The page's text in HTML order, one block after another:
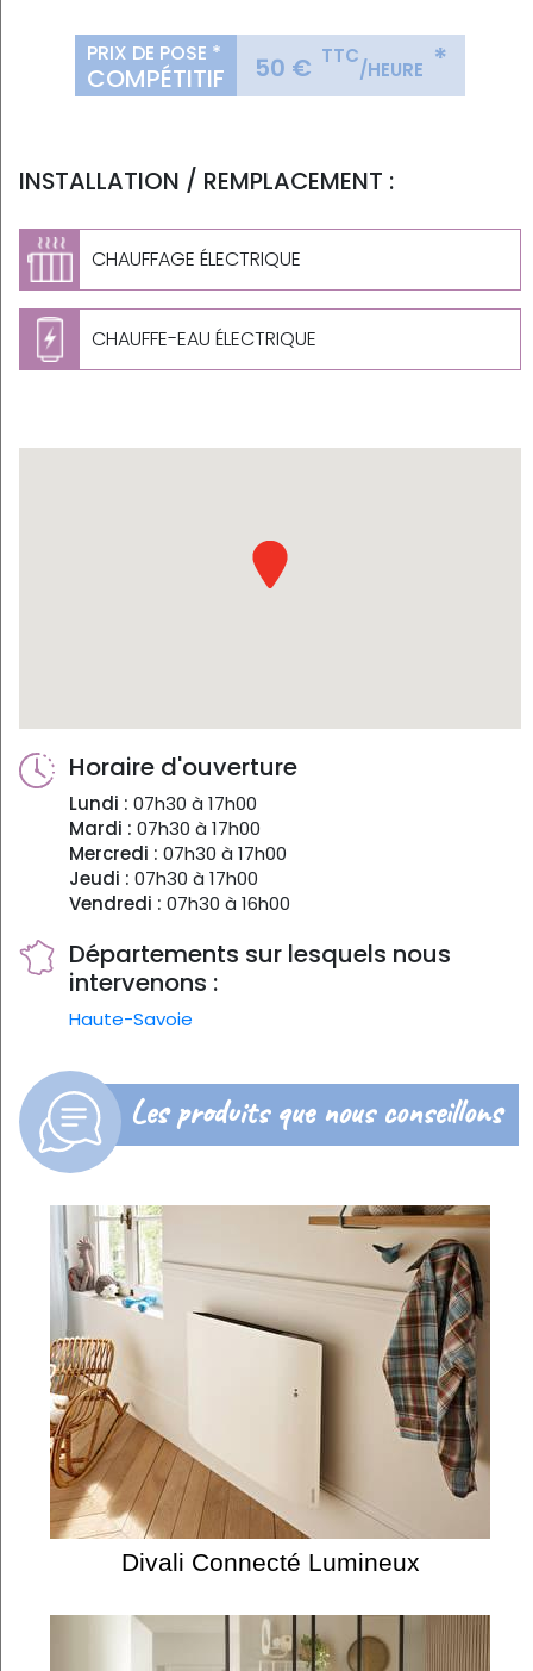
PRIX DE POSE *
COMPÉTITIF 50 € TTC
/HEURE *
INSTALLATION / REMPLACEMENT :
CHAUFFAGE ÉLECTRIQUE
CHAUFFE-EAU ÉLECTRIQUE
Horaire d'ouverture
Lundi : 07h30 à 17h00
Mardi : 07h30 à 17h00
Mercredi : 07h30 à 17h00
Jeudi : 07h30 à 17h00
Vendredi : 07h30 à 16h00
Départements sur lesquels nous
intervenons :
Haute-Savoie
Les produits que nous conseillons
Divali Connecté Lumineux